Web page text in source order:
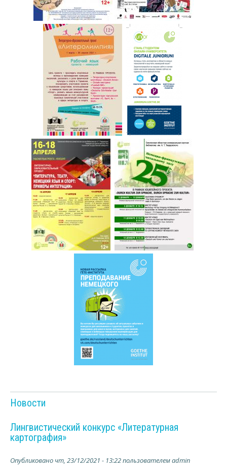
Новости
Лингвистический конкурс «Литературная
картография»
Опубликовано чт, 23/12/2021 - 13:22пользователемadmin